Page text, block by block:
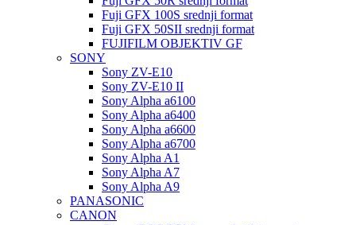
Fuji GFX 100S srednji format
Fuji GFX 50SII srednji format
FUJIFILM OBJEKTIV GF
SONY
Sony ZV-E10
Sony ZV-E10 II
Sony Alpha a6100
Sony Alpha a6400
Sony Alpha a6600
Sony Alpha a6700
Sony Alpha A1
Sony Alpha A7
Sony Alpha A9
PANASONIC
CANON